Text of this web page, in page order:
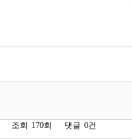
조회 170회 댓글 0건